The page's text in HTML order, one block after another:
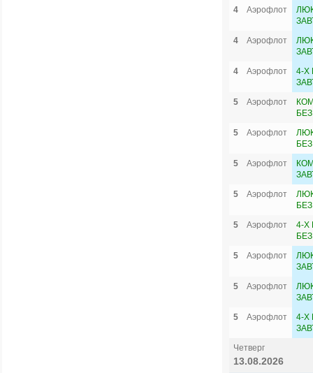
4
Аэрофлот
4
Аэрофлот
4
Аэрофлот
4-Х
5
Аэрофлот
5
Аэрофлот
5
Аэрофлот
5
Аэрофлот
5
Аэрофлот
4-Х
5
Аэрофлот
5
Аэрофлот
5
Аэрофлот
4-Х
Четверг
13.08.2026